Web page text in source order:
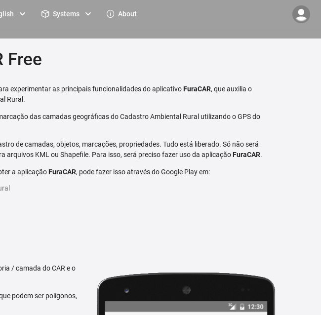
Systems About
Free
experimentar as principais funcionalidades do aplicativoFuraCAR, que auxilia o
Rural.
das camadas geográficas do Cadastro Ambiental Rural utilizando o GPS do
de camadas, objetos, marcações, propriedades. Tudo está liberado. Só não será
arquivos KML ou Shapefile. Para isso, será preciso fazer uso da aplicaçãoFuraCAR.
a aplicaçãoFuraCAR, pode fazer isso através do Google Play em:
/ camada do CAR e o
podem ser polígonos,